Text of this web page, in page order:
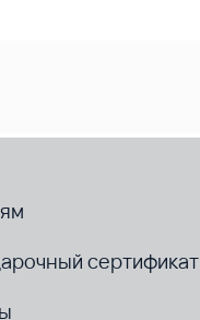
сертификат